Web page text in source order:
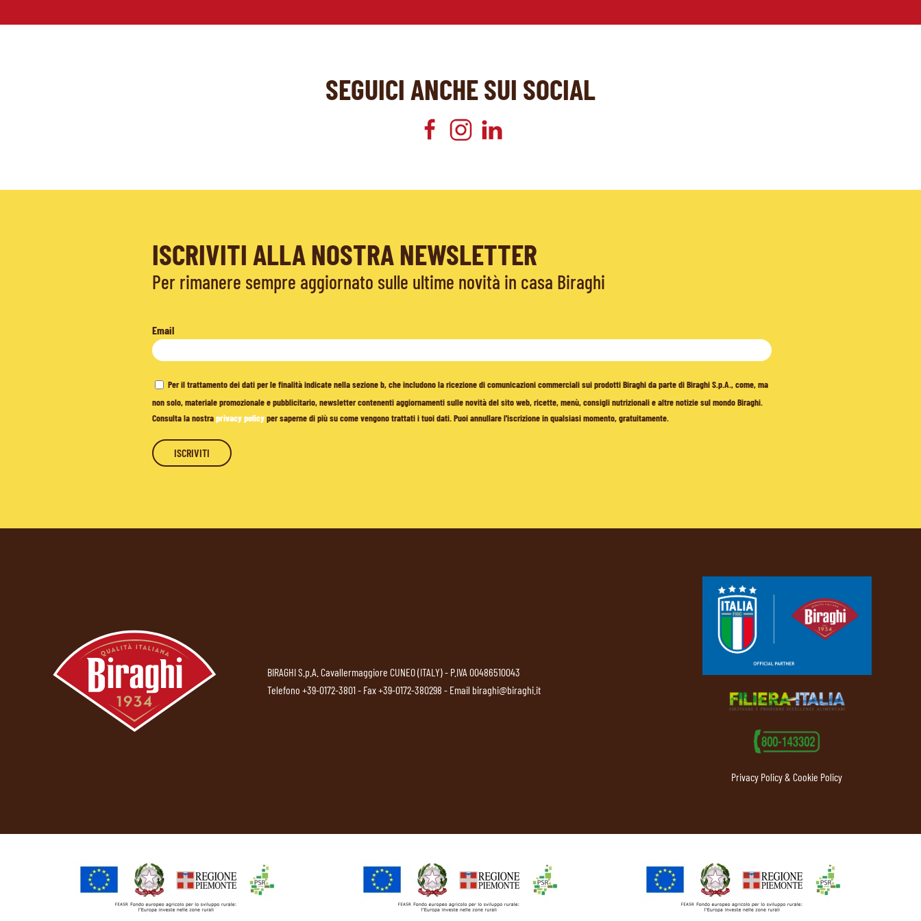
SEGUICI ANCHE SUI SOCIAL
ISCRIVITI ALLA NOSTRA NEWSLETTER
Per rimanere sempre aggiornato sulle ultime novità in casa Biraghi
Email
Per il trattamento dei dati per le finalità indicate nella sezione b, che includono la ricezione di comunicazioni commerciali sui prodotti Biraghi da parte di Biraghi S.p.A., come, ma
non solo, materiale promozionale e pubblicitario, newsletter contenenti aggiornamenti sulle novità del sito web, ricette, menù, consigli nutrizionali e altre notizie sul mondo Biraghi.
Consulta la nostraprivacy policyper saperne di più su come vengono trattati i tuoi dati. Puoi annullare l'iscrizione in qualsiasi momento, gratuitamente.
BIRAGHI S.p.A. Cavallermaggiore CUNEO (ITALY) - P.IVA 00486510043
Telefono +39-0172-3801- Fax +39-0172-380298 - Email biraghi@biraghi.it
Privacy Policy & Cookie Policy